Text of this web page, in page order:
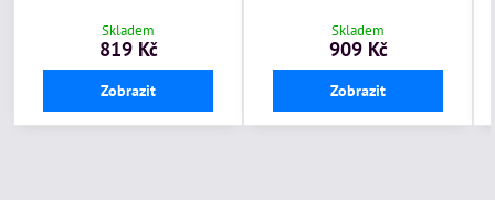
Skladem
819 Kč
Zobrazit
Skladem
909 Kč
Zobrazit